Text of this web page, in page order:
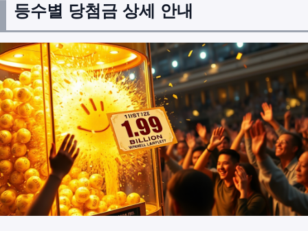
등수별 당첨금 상세 안내